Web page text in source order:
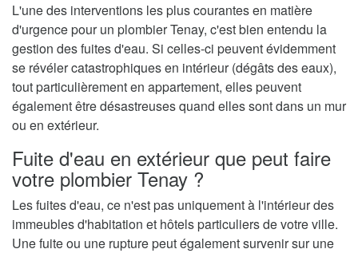
L'une des interventions les plus courantes en matière
d'urgence pour un plombier Tenay, c'est bien entendu la
gestion des fuites d'eau. Si celles-ci peuvent évidemment
se révéler catastrophiques en intérieur (dégâts des eaux),
tout particulièrement en appartement, elles peuvent
également être désastreuses quand elles sont dans un mur
ou en extérieur.
Fuite d'eau en extérieur que peut faire
votre plombier Tenay ?
Les fuites d'eau, ce n'est pas uniquement à l'intérieur des
immeubles d'habitation et hôtels particuliers de votre ville.
Une fuite ou une rupture peut également survenir sur une